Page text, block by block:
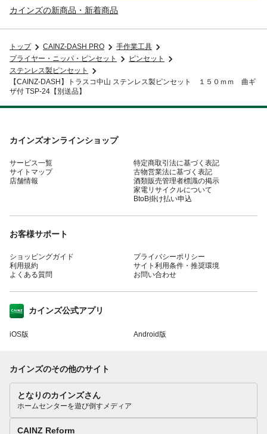
カインズの新商品・新着商品
トップ CAINZ-DASH PRO
手作業工具
プライヤー・ニッパ・ピンセット
ピンセット
ステンレス製ピンセット
【CAINZ-DASH】トラスコ中山 ステンレス製ピンセット １５０ｍｍ 曲ギ
ザ付 TSP-24【別送品】
カインズオンラインショップ
サービス一覧
サイトマップ
店舗情報
特定商取引法に基づく表記
古物営業法に基づく表記
酒類販売管理者標識の掲示
家電リサイクルについて
BtoB掛け払い申込
お客様サポート
ショッピングガイド
利用規約
よくある質問
プライバシーポリシー
サイト利用条件・推奨環境
お問い合わせ
カインズ公式アプリ
iOS版 Android版
カインズのその他のサイト
となりのカインズさん
ホームセンターを遊び倒すメディア
CAINZ Reform